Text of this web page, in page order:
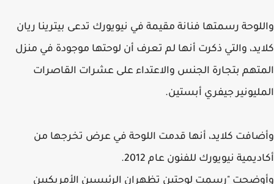
واللوحة رسمتها فنانة مقيمة في نيويورك تدعى بيترينا ريان
كلايد، والتي ذكرت أنها لم تعرف أن لوحتها موجودة في منزل
المتهم بتجارة الجنس والاعتداء على عشرات القاصرات
المليونير جيفري أبستين.
وأضافت كلايد، أنها قدمت اللوحة في عرض تخرجها من
أكاديمية نيويورك للفنون عام 2012.
وأوضحت "رسمت لوحتين تظهران الرئيسين الأمريكيين